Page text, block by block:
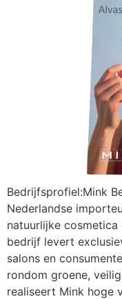
Bedrijfsprofiel:Mink
Nederlandse
natuurlijke
bedrijf levert
salons en
rondom groene,
realiseert Mink hoge